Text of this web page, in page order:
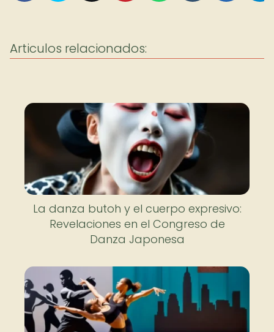
Articulos relacionados:
La danza butoh y el cuerpo expresivo:
Revelaciones en el Congreso de
Danza Japonesa